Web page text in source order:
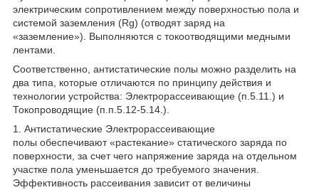
электрическим сопротивлением между поверхностью пола и
системой заземления (Rg) (отводят заряд на
«заземление»). Выполняются с токоотводящими медными
лентами.
Соответственно, антистатические полы можно разделить на
два типа, которые отличаются по принципу действия и
технологии устройства: Электрорассеивающие (п.5.11.) и
Токопроводящие (п.п.5.12-5.14.).
1. Антистатические Электрорассеивающие
полы обеспечивают «растекание» статического заряда по
поверхности, за счет чего напряжение заряда на отдельном
участке пола уменьшается до требуемого значения.
Эффективность рассеивания зависит от величины